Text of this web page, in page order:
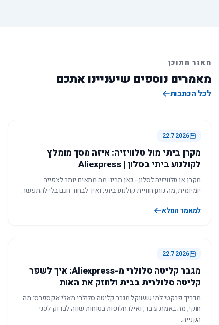
מאגר התוכן
מאמרים נוספים שיעניינו אתכם
לכל הכתבות
22.7.2026
מקרן ביתי מול טלוויזיה: איזה מסך מומלץ
לקולנוע ביתי בסלון | Aliexpress
מקרן או טלוויזיה לסלון - כאן תבינו מה מתאים יותר לצפייה
יומיומית, מה נותן חוויית קולנוע ביתי, ואיך לבחור חכם בלי להתפשר.
למאמר המלא
22.7.2026
מגבר קליטה סלולרי מ-Aliexpress: איך לשפר
קליטה סלולרית בבית ולחזק את האות
מדריך פרקטי למי ששוקל מגבר קליטה סלולרי מאלי אקספרס: מה
חוקי, מה באמת עובד, ואילו חלופות בטוחות שווה לבדוק לפני
הקנייה.